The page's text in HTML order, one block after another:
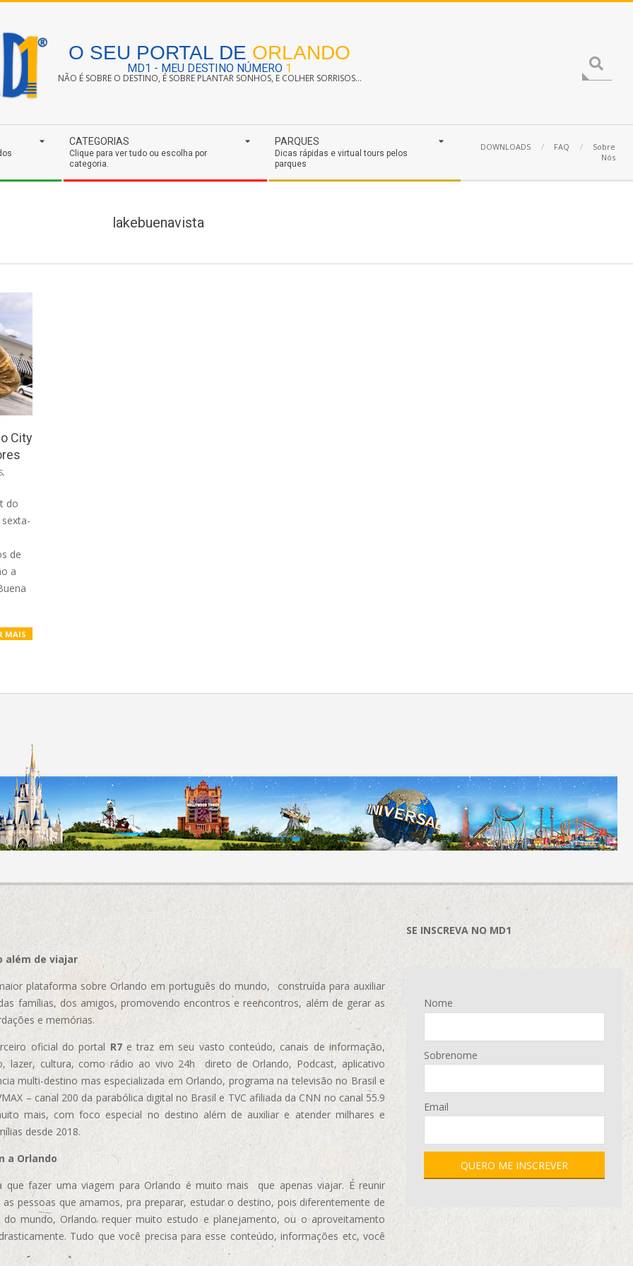
O SEU PORTAL DE ORLANDO
MD1 - MEU DESTINO NÚMERO 1
NÃO É SOBRE O DESTINO, É SOBRE PLANTAR SONHOS, E COLHER SORRISOS...
CATEGORIAS
Clique para ver tudo ou escolha por
categoria.
PARQUES
Dicas rápidas e virtual tours pelos
parques
DOWNLOADS FAQ
Sobre
Nós
lakebuenavista
City
,
do
de
a
MAIS
além de viajar
plataforma sobre Orlando em português do mundo, construída para auxiliar
famílias, dos amigos, promovendo encontros e reencontros, além de gerar as
e memórias.
oficial do portal R7e traz em seu vasto conteúdo, canais de informação,
lazer, cultura, como rádio ao vivo 24h direto de Orlando, Podcast, aplicativo
multi-destino mas especializada em Orlando, programa na televisão no Brasil e
– canal 200 da parabólica digital no Brasil e TVC afiliada da CNN no canal 55.9
mais, com foco especial no destino além de auxiliar e atender milhares e
desde 2018.
a Orlando
que fazer uma viagem para Orlando é muito mais que apenas viajar. É reunir
as pessoas que amamos, pra preparar, estudar o destino, pois diferentemente de
do mundo, Orlando requer muito estudo e planejamento, ou o aproveitamento
Tudo que você precisa para esse conteúdo, informações etc, você
SE INSCREVA NO MD1
Nome
Sobrenome
Email